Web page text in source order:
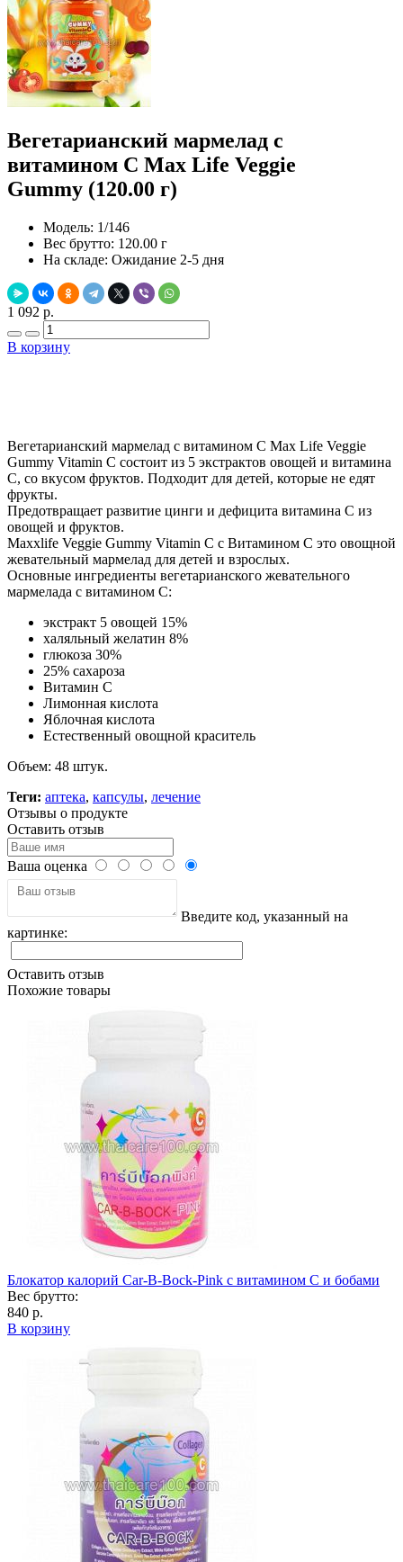
Вегетарианский мармелад с
витамином C Max Life Veggie
Gummy (120.00 г)
Модель: 1/146
Вес брутто: 120.00 г
На складе: Ожидание 2-5 дня
1 092 р.
В корзину
Вегетарианский мармелад с витамином C Max Life Veggie
Gummy Vitamin С состоит из 5 экстрактов овощей и витамина
С, со вкусом фруктов. Подходит для детей, которые не едят
фрукты.
Предотвращает развитие цинги и дефицита витамина С из
овощей и фруктов.
Maxxlife Veggie Gummy Vitamin C с Витамином C это овощной
жевательный мармелад для детей и взрослых.
Основные ингредиенты вегетарианского жевательного
мармелада с витамином С:
экстракт 5 овощей 15%
халяльный желатин 8%
глюкоза 30%
25% сахароза
Витамин С
Лимонная кислота
Яблочная кислота
Естественный овощной краситель
Объем: 48 штук.
Теги: аптека, капсулы, лечение
Отзывы о продукте
Оставить отзыв
Ваша оценка
Введите код, указанный на
картинке:
Оставить отзыв
Похожие товары
Блокатор калорий Car-B-Bock-Pink c витамином C и бобами
Вес брутто:
840 р.
В корзину